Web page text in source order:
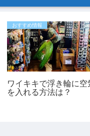
おすすめ情報
ワイキキで浮き輪に空
を入れる方法は？